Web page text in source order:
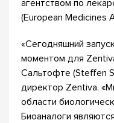
агентством по
(European Medicines
«Сегодняшний
моментом для
Сальтофте (Steffen
директор Zentiva.
области
Биоаналоги